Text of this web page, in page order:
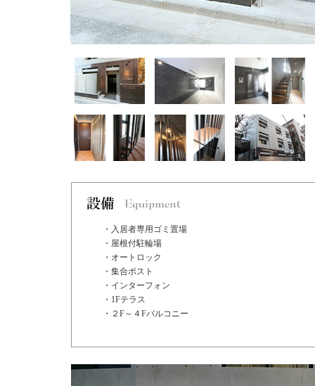
・入居者専用ゴミ置場
・屋根付駐輪場
・オートロック
・集合ポスト
・インターフォン
・1Fテラス
・２F～４Fバルコニー